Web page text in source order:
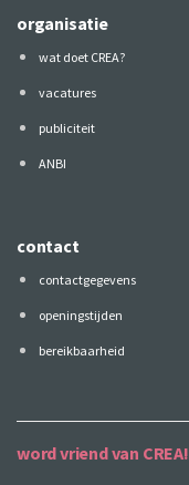
organisatie
wat doet CREA?
vacatures
publiciteit
ANBI
contact
contactgegevens
openingstijden
bereikbaarheid
word vriend van CREA!